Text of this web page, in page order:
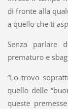
di fronte alla
a quello che ti
Senza parlare
prematuro e
“Lo trovo
quello delle
queste